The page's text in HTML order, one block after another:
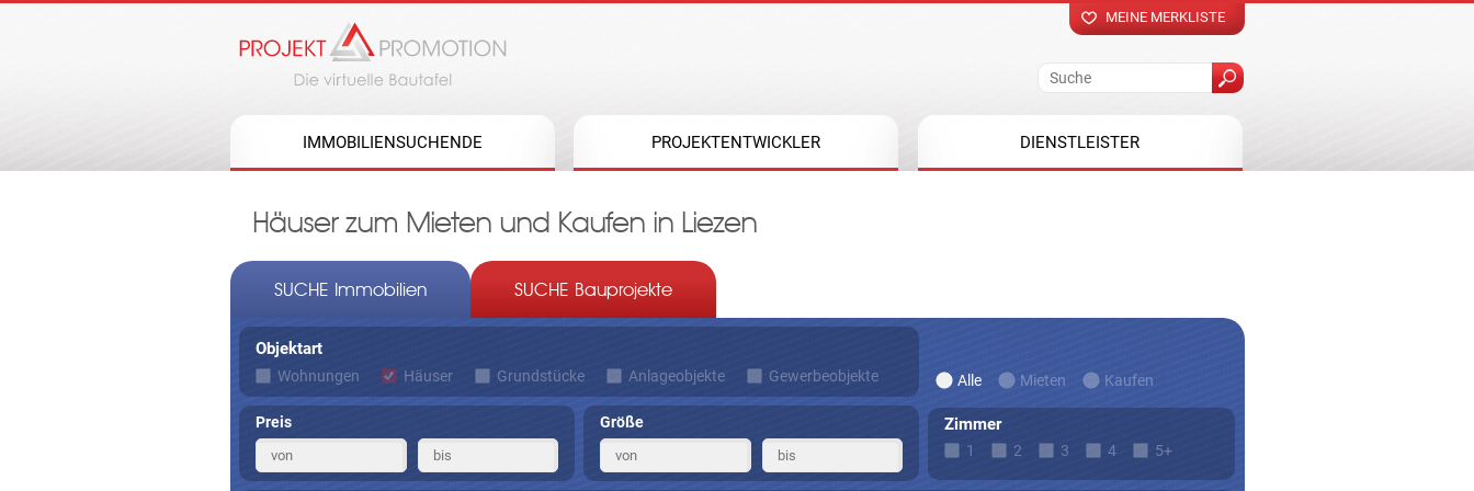
MEINE MERKLISTE
IMMOBILIENSUCHENDE PROJEKTENTWICKLER DIENSTLEISTER
Häuser zum Mieten und Kaufen in Liezen
SUCHE Immobilien SUCHE Bauprojekte
Objektart
Wohnungen Häuser Grundstücke Anlageobjekte Gewerbeobjekte Alle Mieten Kaufen
Preis Größe Zimmer
1 2 3 4 5+